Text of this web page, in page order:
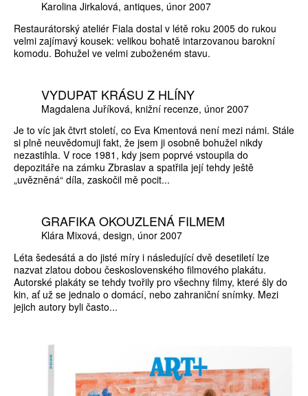
Karolina Jirkalová antiques únor 2007
Restaurátorský ateliér Fiala dostal v létě roku 2005 do rukou
velmi zajímavý kousek: velikou bohatě intarzovanou barokní
komodu. Bohužel ve velmi zuboženém stavu.
VYDUPAT KRÁSU Z HLÍNY
Magdalena Juříková knižní recenze únor 2007
Je to víc jak čtvrt století, co Eva Kmentová není mezi námi. Stále
si plně neuvědomuji fakt, že jsem ji osobně bohužel nikdy
nezastihla. V roce 1981, kdy jsem poprvé vstoupila do
depozitáře na zámku Zbraslav a spatřila její tehdy ještě
„uvězněná“ díla, zaskočil mě pocit...
GRAFIKA OKOUZLENÁ FILMEM
Klára Mixová design únor 2007
Léta šedesátá a do jisté míry i následující dvě desetiletí lze
nazvat zlatou dobou československého filmového plakátu.
Autorské plakáty se tehdy tvořily pro všechny filmy, které šly do
kin, ať už se jednalo o domácí, nebo zahraniční snímky. Mezi
jejich autory byli často...